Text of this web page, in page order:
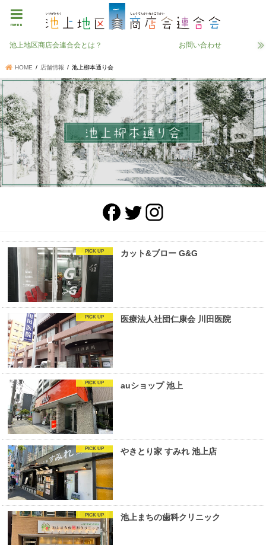
menu
池上地区商店会連合会とは？ お問い合わせ
HOME 店舗情報 池上柳本通り会
カット&ブロー G&G
医療法人社団仁康会 川田医院
auショップ 池上
やきとり家 すみれ 池上店
池上まちの歯科クリニック